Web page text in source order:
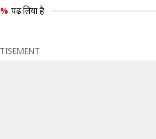
पढ़ लिया है